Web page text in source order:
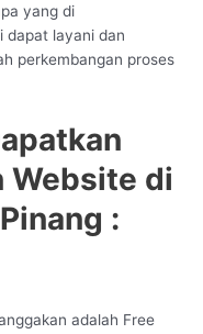
yang di
dapat layani dan
perkembangan proses
Website di
:
adalah Free